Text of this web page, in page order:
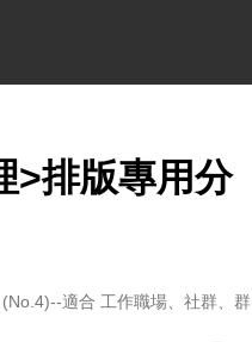
>排版專用分
適合 工作職場、社群、群